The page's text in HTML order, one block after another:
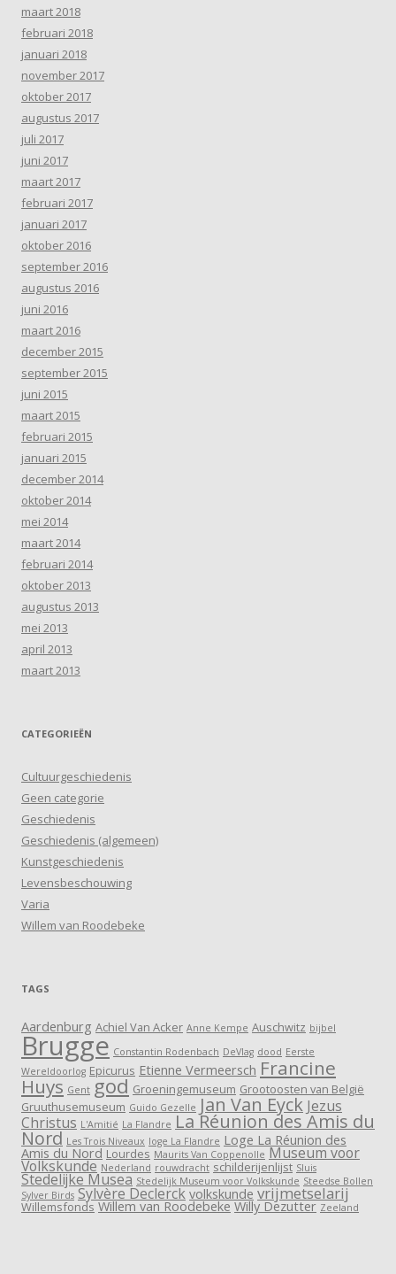
maart 2018
februari 2018
januari 2018
november 2017
oktober 2017
augustus 2017
juli 2017
juni 2017
maart 2017
februari 2017
januari 2017
oktober 2016
september 2016
augustus 2016
juni 2016
maart 2016
december 2015
september 2015
juni 2015
maart 2015
februari 2015
januari 2015
december 2014
oktober 2014
mei 2014
maart 2014
februari 2014
oktober 2013
augustus 2013
mei 2013
april 2013
maart 2013
CATEGORIEËN
Cultuurgeschiedenis
Geen categorie
Geschiedenis
Geschiedenis (algemeen)
Kunstgeschiedenis
Levensbeschouwing
Varia
Willem van Roodebeke
TAGS
Aardenburg Achiel Van Acker Anne Kempe Auschwitz bijbel
Brugge Constantin Rodenbach DeVlag dood Eerste
Wereldoorlog Epicurus Etienne Vermeersch Francine
Huys Gent god Groeningemuseum Grootoosten van België
Gruuthusemuseum Guido Gezelle Jan Van Eyck Jezus
Christus L'Amitié La Flandre La Réunion des Amis du
Nord Les Trois Niveaux loge La Flandre Loge La Réunion des
Amis du Nord Lourdes Maurits Van Coppenolle Museum voor
Volkskunde Nederland rouwdracht schilderijenlijst Sluis
Stedelijke Musea Stedelijk Museum voor Volkskunde Steedse Bollen
Sylver Birds Sylvère Declerck volkskunde vrijmetselarij
Willemsfonds Willem van Roodebeke Willy Dezutter Zeeland